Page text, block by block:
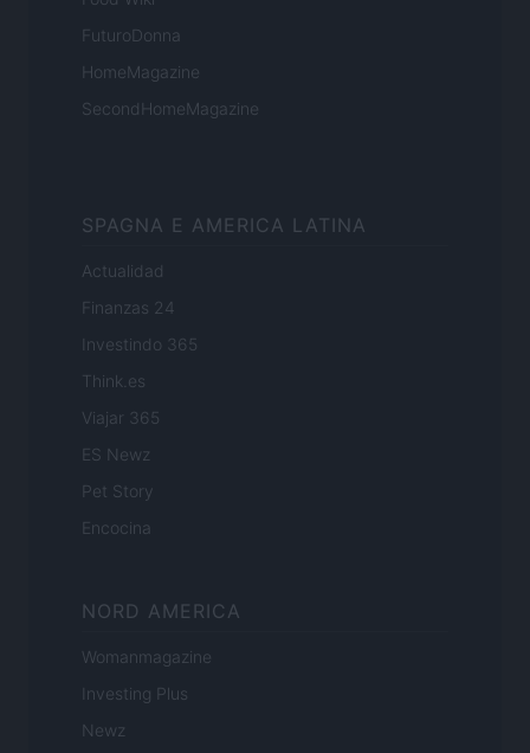
FuturoDonna
HomeMagazine
SecondHomeMagazine
SPAGNA E AMERICA LATINA
Actualidad
Finanzas 24
Investindo 365
Think.es
Viajar 365
ES Newz
Pet Story
Encocina
NORD AMERICA
Womanmagazine
Investing Plus
Newz